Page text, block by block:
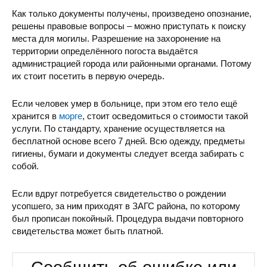
Как только документы получены, произведено опознание,
решены правовые вопросы – можно приступать к поиску
места для могилы. Разрешение на захоронение на
территории определённого погоста выдаётся
администрацией города или районными органами. Потому
их стоит посетить в первую очередь.
Если человек умер в больнице, при этом его тело ещё
хранится в морге, стоит осведомиться о стоимости такой
услуги. По стандарту, хранение осуществляется на
бесплатной основе всего 7 дней. Всю одежду, предметы
гигиены, бумаги и документы следует всегда забирать с
собой.
Если вдруг потребуется свидетельство о рождении
усопшего, за ним приходят в ЗАГС района, по которому
был прописан покойный. Процедура выдачи повторного
свидетельства может быть платной.